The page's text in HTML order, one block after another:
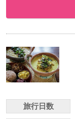
旅行日数